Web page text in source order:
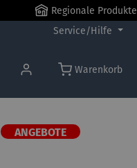
Regionale Produkte
Service/Hilfe
Warenkorb
ANGEBOTE